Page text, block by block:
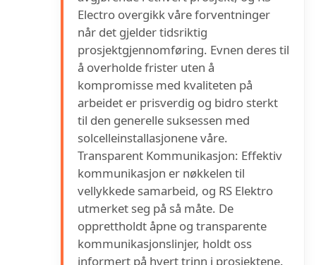
Electro overgikk våre forventninger
når det gjelder tidsriktig
prosjektgjennomføring. Evnen deres til
å overholde frister uten å
kompromisse med kvaliteten på
arbeidet er prisverdig og bidro sterkt
til den generelle suksessen med
solcelleinstallasjonene våre.
Transparent Kommunikasjon: Effektiv
kommunikasjon er nøkkelen til
vellykkede samarbeid, og RS Elektro
utmerket seg på så måte. De
opprettholdt åpne og transparente
kommunikasjonslinjer, holdt oss
informert på hvert trinn i prosjektene.